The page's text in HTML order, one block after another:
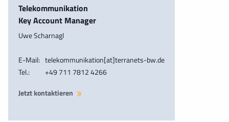
Telekommunikation
Key Account Manager
Uwe Scharnagl
E-Mail: telekommunikation[at]terranets-bw.de
Tel.:
+49 711 7812 4266
Jetzt kontaktieren